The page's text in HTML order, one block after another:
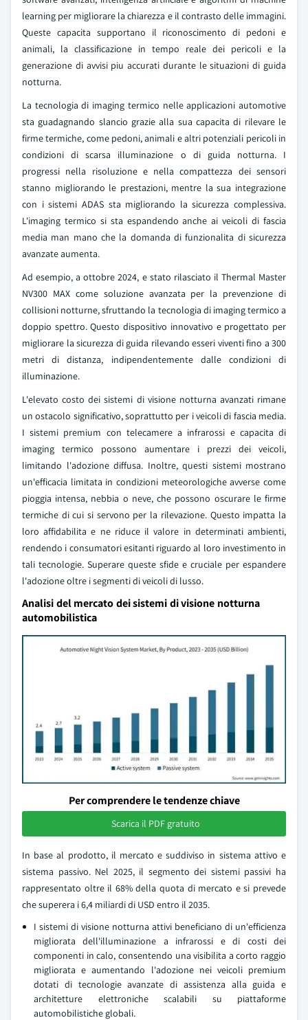
learning per migliorare la chiarezza e il contrasto delle immagini.
Queste capacita supportano il riconoscimento di pedoni e
animali, la classificazione in tempo reale dei pericoli e la
generazione di avvisi piu accurati durante le situazioni di guida
notturna.
La tecnologia di imaging termico nelle applicazioni automotive
sta guadagnando slancio grazie alla sua capacita di rilevare le
firme termiche, come pedoni, animali e altri potenziali pericoli in
condizioni di scarsa illuminazione o di guida notturna. I
progressi nella risoluzione e nella compattezza dei sensori
stanno migliorando le prestazioni, mentre la sua integrazione
con i sistemi ADAS sta migliorando la sicurezza complessiva.
L'imaging termico si sta espandendo anche ai veicoli di fascia
media man mano che la domanda di funzionalita di sicurezza
avanzate aumenta.
Ad esempio, a ottobre 2024, e stato rilasciato il Thermal Master
NV300 MAX come soluzione avanzata per la prevenzione di
collisioni notturne, sfruttando la tecnologia di imaging termico a
doppio spettro. Questo dispositivo innovativo e progettato per
migliorare la sicurezza di guida rilevando esseri viventi fino a 300
metri di distanza, indipendentemente dalle condizioni di
illuminazione.
L'elevato costo dei sistemi di visione notturna avanzati rimane
un ostacolo significativo, soprattutto per i veicoli di fascia media.
I sistemi premium con telecamere a infrarossi e capacita di
imaging termico possono aumentare i prezzi dei veicoli,
limitando l'adozione diffusa. Inoltre, questi sistemi mostrano
un'efficacia limitata in condizioni meteorologiche avverse come
pioggia intensa, nebbia o neve, che possono oscurare le firme
termiche di cui si servono per la rilevazione. Questo impatta la
loro affidabilita e ne riduce il valore in determinati ambienti,
rendendo i consumatori esitanti riguardo al loro investimento in
tali tecnologie. Superare queste sfide e cruciale per espandere
l'adozione oltre i segmenti di veicoli di lusso.
Analisi del mercato dei sistemi di visione notturna
automobilistica
Per comprendere le tendenze chiave
Scarica il PDF gratuito
In base al prodotto, il mercato e suddiviso in sistema attivo e
sistema passivo. Nel 2025, il segmento dei sistemi passivi ha
rappresentato oltre il 68% della quota di mercato e si prevede
che superera i 6,4 miliardi di USD entro il 2035.
I sistemi di visione notturna attivi beneficiano di un'efficienza
migliorata dell'illuminazione a infrarossi e di costi dei
componenti in calo, consentendo una visibilita a corto raggio
migliorata e aumentando l'adozione nei veicoli premium
dotati di tecnologie avanzate di assistenza alla guida e
architetture elettroniche scalabili su piattaforme
automobilistiche globali.